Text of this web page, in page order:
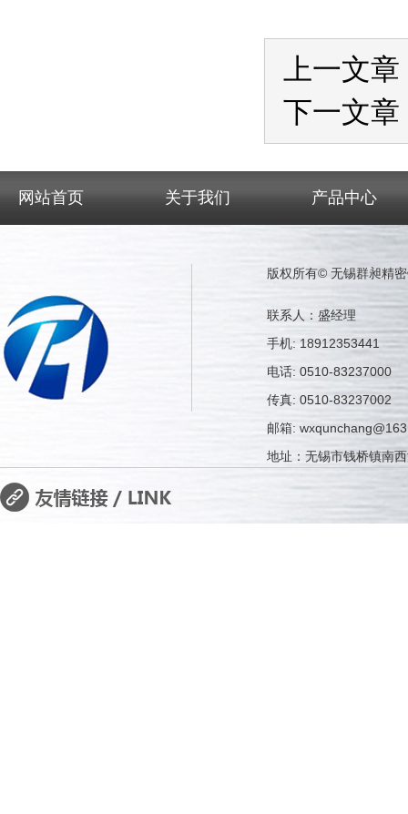
上一文
下一文章
网站首页 关于我们 产品中心
版权所有© 无锡群昶精
联系人：盛经理
手机: 18912353441
电话: 0510-83237000
传真: 0510-83237002
邮箱:
地址：无锡市钱桥镇南